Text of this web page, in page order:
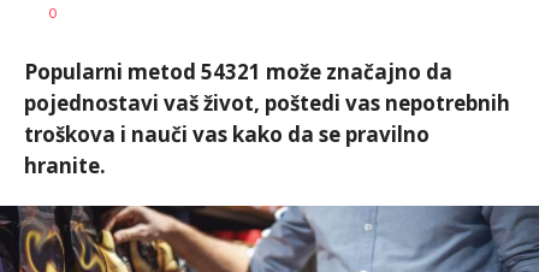
0
Popularni metod 54321 može značajno da
pojednostavi vaš život, poštedi vas nepotrebnih
troškova i nauči vas kako da se pravilno
hranite.